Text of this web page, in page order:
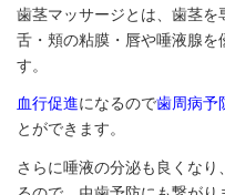
歯茎マッサージとは、歯茎を
舌・頬の粘膜・唇や唾液腺
す。
血行促進になるので歯周病予
とができます。
さらに唾液の分泌も良くな